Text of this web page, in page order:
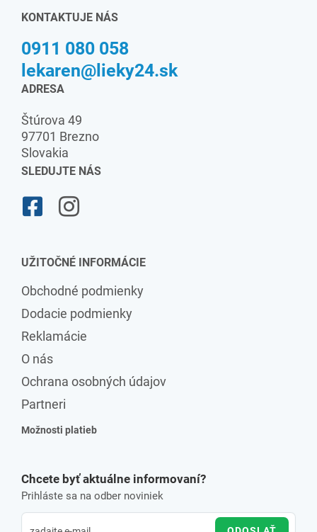
KONTAKTUJE NÁS
0911 080 058
lekaren@lieky24.sk
ADRESA
Štúrova 49
97701 Brezno
Slovakia
SLEDUJTE NÁS
UŽITOČNÉ INFORMÁCIE
Obchodné podmienky
Dodacie podmienky
Reklamácie
O nás
Ochrana osobných údajov
Partneri
Možnosti platieb
Chcete byť aktuálne informovaní?
Prihláste sa na odber noviniek